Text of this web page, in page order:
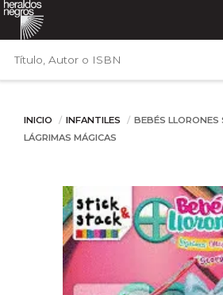
INICIO INFANTILES
BEBÉS LLORONES
LÁGRIMAS MÁGICAS